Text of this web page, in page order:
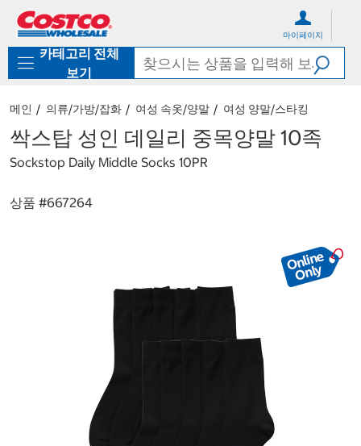
로
기
가
마이페이지
카테고리 전체
보기
메인 의류/가방/잡화 여성 속옷/양말 여성 양말/스타킹
싹스탑 성인 데일리 중목양말 10족
Sockstop Daily Middle Socks 10PR
상품 #667264